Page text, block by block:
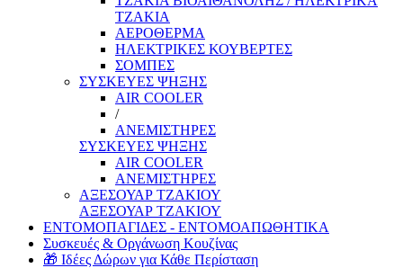
ΤΖΑΚΙΑ
ΑΕΡΟΘΕΡΜΑ
ΗΛΕΚΤΡΙΚΕΣ ΚΟΥΒΕΡΤΕΣ
ΣΟΜΠΕΣ
ΣΥΣΚΕΥΕΣ ΨΗΞΗΣ
AIR COOLER
/
ΑΝΕΜΙΣΤΗΡΕΣ
ΣΥΣΚΕΥΕΣ ΨΗΞΗΣ
AIR COOLER
ΑΝΕΜΙΣΤΗΡΕΣ
ΑΞΕΣΟΥΑΡ ΤΖΑΚΙΟΥ
ΑΞΕΣΟΥΑΡ ΤΖΑΚΙΟΥ
ΕΝΤΟΜΟΠΑΓΙΔΕΣ - ΕΝΤΟΜΟΑΠΩΘΗΤΙΚΑ
Συσκευές & Οργάνωση Κουζίνας
🎁 Ιδέες Δώρων για Κάθε Περίσταση